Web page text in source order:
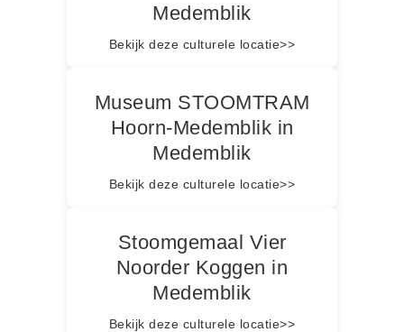
Medemblik
Bekijk deze culturele locatie>>
Museum STOOMTRAM
Hoorn-Medemblik in
Medemblik
Bekijk deze culturele locatie>>
Stoomgemaal Vier
Noorder Koggen in
Medemblik
Bekijk deze culturele locatie>>